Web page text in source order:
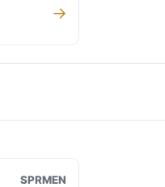
→
SPRMEN